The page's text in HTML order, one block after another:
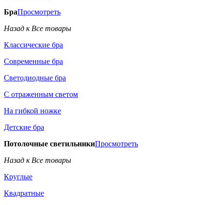
БраПросмотреть
Назад к Все товары
Классические бра
Современные бра
Светодиодные бра
С отраженным светом
На гибкой ножке
Детские бра
Потолочные светильникиПросмотреть
Назад к Все товары
Круглые
Квадратные